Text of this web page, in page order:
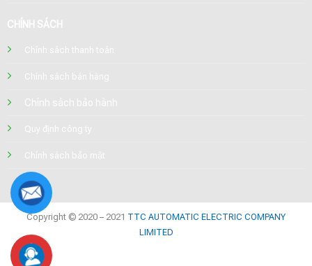
CHÍNH SÁCH
Chính sách thanh toán
Chính sách bán hàng
Chính sách bảo hành
Quy định công ty
Chính sách bảo mật
Copyright © 2020 – 2021 TTC AUTOMATIC ELECTRIC COMPANY
LIMITED